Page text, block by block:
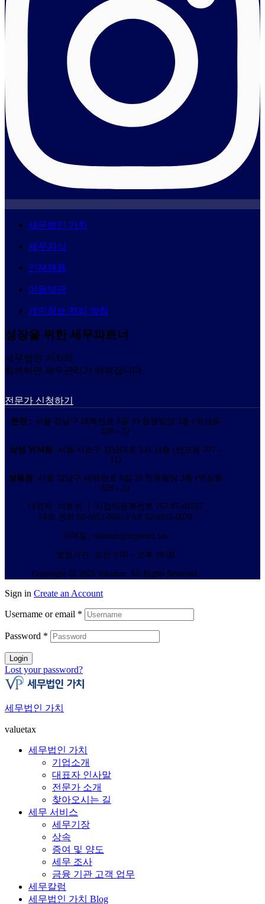
세무법인 가치
세무지식
인재채용
이용약관
개인정보 처리 방침
성장을 위한 세무파트너
세무법인 가치와
함께하면 세무관리가 쉬워집니다.
전문가 신청하기
본점 : 서울 강남구 테헤란로 8길 33 청원빌딩 3층 (역삼동
828 – 5)
삼성 WM점 : 서울 서초구 강남대로 535 14층 (반포동 707 –
11)
성동점 : 서울 강남구 테헤란로 8길 33 청원빌딩 3층 (역삼동
828 – 5)
대표자: 이호석 ㅣ 사업자등록번호 757-87-01557
대표 전화 02-6952-0665 FAX 02-6952-0070
이메일: valuetax@superbiz.tax
영업시간: 오전 9:00 – 오후 18:00
Copyright ⓒ 2025 Valuetax. All Rights Reserved.
Sign in Create an Account
Username or email *
Password *
Login
Lost your password?
세무법인 가치
valuetax
세무법인 가치
기업소개
대표자 인사말
전문가 소개
찾아오시는 길
세무 서비스
세무기장
상속
증여 및 양도
세무 조사
금융 기관 고객 업무
세무칼럼
세무법인 가치 Blog